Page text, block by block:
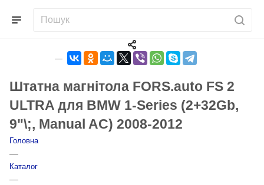
Штатна магнітола FORS.auto FS 2
ULTRA для BMW 1-Series (2+32Gb,
9"\;, Manual AC) 2008-2012
Головна
—
Каталог
—